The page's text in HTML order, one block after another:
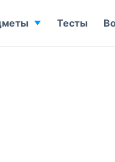
Тесты